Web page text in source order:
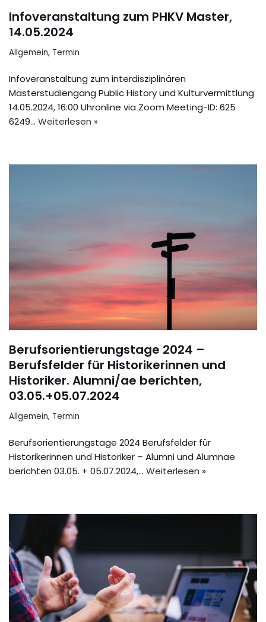
Infoveranstaltung zum PHKV Master,
14.05.2024
Allgemein, Termin
Infoveranstaltung zum interdisziplinären
Masterstudiengang Public History und Kulturvermittlung
14.05.2024, 16:00 Uhronline via Zoom Meeting-ID: 625
6249… Weiterlesen »
Berufsorientierungstage 2024 –
Berufsfelder für Historikerinnen und
Historiker. Alumni/ae berichten,
03.05.+05.07.2024
Allgemein, Termin
Berufsorientierungstage 2024 Berufsfelder für
Historikerinnen und Historiker – Alumni und Alumnae
berichten 03.05. + 05.07.2024,… Weiterlesen »